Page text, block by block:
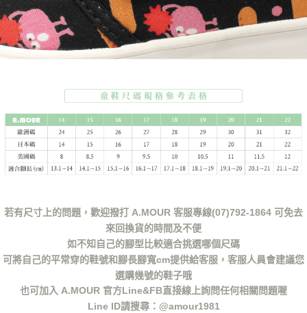
若有尺寸上的問題，歡迎撥打 A.MOUR 客服專線(07)792-1864 可免去
來回換貨的時間及不便
如不知自己的腳型比較適合挑選哪個尺碼
可將自己的平常穿的鞋號和腳長腳寬cm提供給客服，客服人員會建議您
選購幾號的鞋子哦
也可加入 A.MOUR 官方Line&FB直接線上詢問任何相關問題喔
Line ID請搜尋：@amour1981